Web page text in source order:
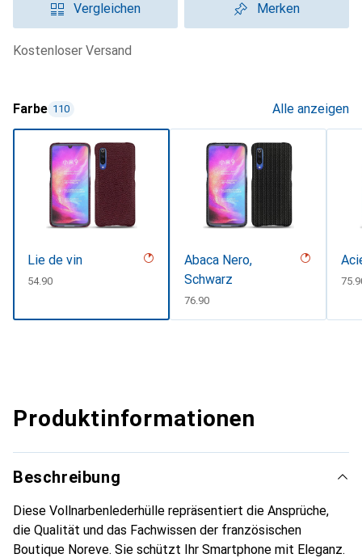
Vergleichen Merken
kostenloser Versand
Farbe 110 Alle anzeigen
Lie de vin
CHF
54.90
Abaca Nero,
Schwarz
CHF
76.90
CHF
Produktinformationen
Beschreibung
Diese Vollnarbenlederhülle repräsentiert die Ansprüche,
die Qualität und das Fachwissen der französischen
Boutique Noreve. Sie schützt Ihr Smartphone mit Eleganz.